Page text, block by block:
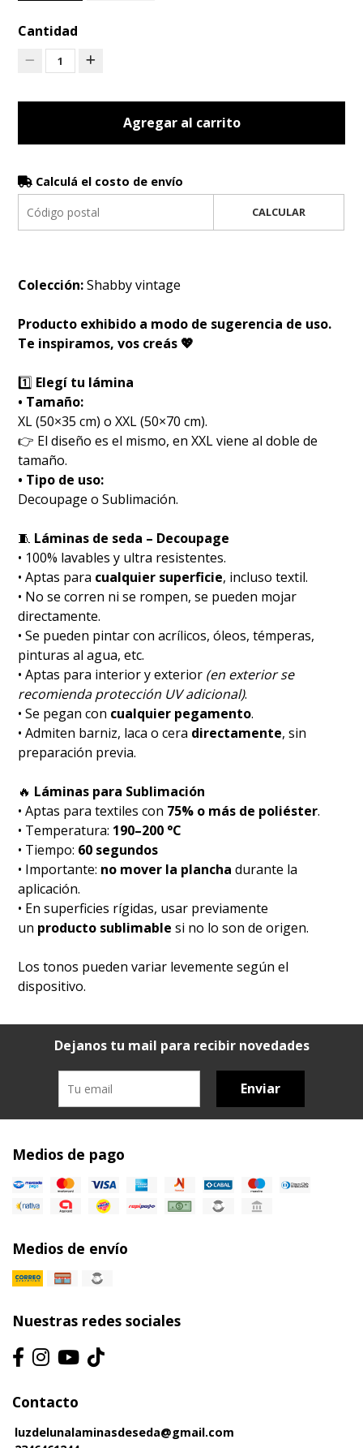
Cantidad
1
Agregar al carrito
Calculá el costo de envío
CALCULAR
Colección:Shabby vintage
Producto exhibido a modo de sugerencia de uso.
Te inspiramos, vos creás 💖
1️⃣ Elegí tu lámina
• Tamaño:
XL (50×35 cm) o XXL (50×70 cm).
👉 El diseño es el mismo, en XXL viene al doble de
tamaño.
• Tipo de uso:
Decoupage o Sublimación.
🧵 Láminas de seda – Decoupage
• 100% lavables y ultra resistentes.
• Aptas para cualquier superficie, incluso textil.
• No se corren ni se rompen, se pueden mojar
directamente.
• Se pueden pintar con acrílicos, óleos, témperas,
pinturas al agua, etc.
• Aptas para interior y exterior (en exterior se
recomienda protección UV adicional).
• Se pegan con cualquier pegamento.
• Admiten barniz, laca o cera directamente, sin
preparación previa.
🔥 Láminas para Sublimación
• Aptas para textiles con 75% o más de poliéster.
• Temperatura: 190–200 °C
• Tiempo: 60 segundos
• Importante: no mover la plancha durante la
aplicación.
• En superficies rígidas, usar previamente
un producto sublimable si no lo son de origen.
Los tonos pueden variar levemente según el
dispositivo.
Dejanos tu mail para recibir novedades
Enviar
Medios de pago
Medios de envío
Nuestras redes sociales
Contacto
luzdelunalaminasdeseda@gmail.com